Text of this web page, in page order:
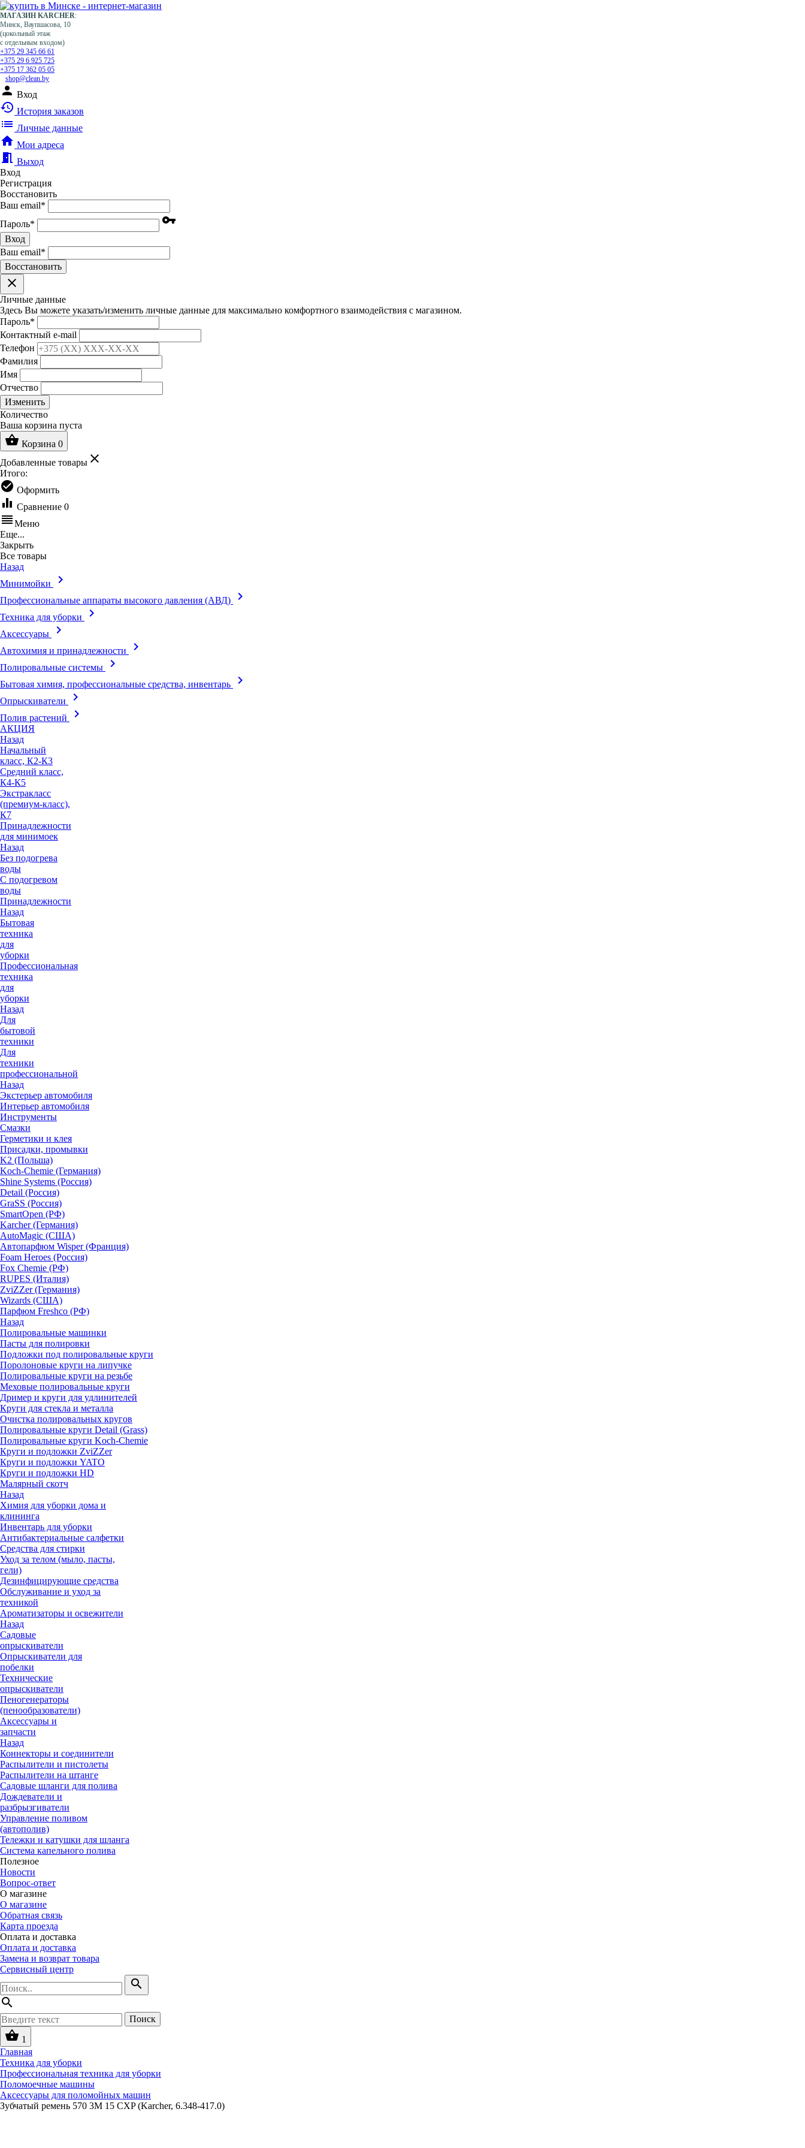
МАГАЗИН KARCHER:
Минск, Ваупшасова, 10
(цокольный этаж
с отдельным входом)
+375 29 345 66 61
+375 29 6 925 725
+375 17 362 05 05
shop@clean.by
person Вход
history История заказов
list Личные данные
home Мои адреса
meeting_room Выход
Вход
Регистрация
Восстановить
Ваш email*
Пароль* vpn_key
Вход
Ваш email*
Воcстановить
clear
Личные данные
Здесь Вы можете указать/изменить личные данные для максимально комфортного взаимодействия с магазином.
Пароль*
Контактный e-mail
Телефон
Фамилия
Имя
Отчество
Изменить
Количество
Ваша корзина пуста
shopping_basket Корзина 0
Добавленные товары clear
Итого:
check_circle Оформить
equalizer Сравнение 0
reorderМеню
Еще...
Закрыть
Все товары
Назад
Минимойки
keyboard_arrow_right
Профессиональные аппараты высокого давления (АВД) keyboard_arrow_right
Техника для уборки keyboard_arrow_right
Аксессуары keyboard_arrow_right
Автохимия и принадлежности keyboard_arrow_right
Полировальные системы keyboard_arrow_right
Бытовая химия, профессиональные средства, инвентарь keyboard_arrow_right
Опрыскиватели keyboard_arrow_right
Полив растений keyboard_arrow_right
АКЦИЯ
Назад
Начальный
класс, К2-К3
Средний класс,
К4-К5
Экстракласс
(премиум-класс),
К7
Принадлежности
для минимоек
Назад
Без подогрева
воды
С подогревом
воды
Принадлежности
Назад
Бытовая
техника
для
уборки
Профессиональная
техника
для
уборки
Назад
Для
бытовой
техники
Для
техники
профессиональной
Назад
Экстерьер автомобиля
Интерьер автомобиля
Инструменты
Смазки
Герметики и клея
Присадки, промывки
K2 (Польша)
Koch-Chemie (Германия)
Shine Systems (Россия)
Detail (Россия)
GraSS (Россия)
SmartOpen (РФ)
Karcher (Германия)
AutoMagic (США)
Автопарфюм Wisper (Франция)
Foam Heroes (Россия)
Fox Chemie (РФ)
RUPES (Италия)
ZviZZer (Германия)
Wizards (США)
Парфюм Freshco (РФ)
Назад
Полировальные машинки
Пасты для полировки
Подложки под полировальные круги
Поролоновые круги на липучке
Полировальные круги на резьбе
Меховые полировальные круги
Дример и круги для удлинителей
Круги для стекла и металла
Очистка полировальных кругов
Полировальные круги Detail (Grass)
Полировальные круги Koch-Chemie
Круги и подложки ZviZZer
Круги и подложки YATO
Круги и подложки HD
Малярный скотч
Назад
Химия для уборки дома и
клининга
Инвентарь для уборки
Антибактериальные салфетки
Средства для стирки
Уход за телом (мыло, пасты,
гели)
Дезинфицирующие средства
Обслуживание и уход за
техникой
Ароматизаторы и освежители
Назад
Садовые
опрыскиватели
Опрыскиватели для
побелки
Технические
опрыскиватели
Пеногенераторы
(пенообразователи)
Аксессуары и
запчасти
Назад
Коннекторы и соединители
Распылители и пистолеты
Распылители на штанге
Садовые шланги для полива
Дождеватели и
разбрызгиватели
Управление поливом
(автополив)
Тележки и катушки для шланга
Система капельного полива
Полезное
Новости
Вопрос-ответ
О магазине
О магазине
Обратная связь
Карта проезда
Оплата и доставка
Оплата и доставка
Замена и возврат товара
Сервисный центр
search
search
Поиск
shopping_basket 1
Главная
Техника для уборки
Профессиональная техника для уборки
Поломоечные машины
Аксессуары для поломойных машин
Зубчатый ремень 570 3М 15 CXP (Karcher, 6.348-417.0)